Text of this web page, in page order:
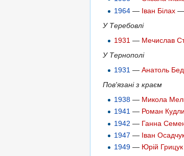
1964 — Іван Білах —
У Теребовлі
1931 — Мечислав
У Тернополі
1931 —Анатоль
Пов'язані з краєм
1938 — Микола
1941 — Роман
1942 — Ганна
1947 — Іван
1949 — Юрій Грицук